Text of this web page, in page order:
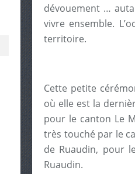
dévouement …
vivre ensemble.
territoire.
Cette petite
où elle est la
pour le canton Le
très touché par le
de Ruaudin, pour
Ruaudin.